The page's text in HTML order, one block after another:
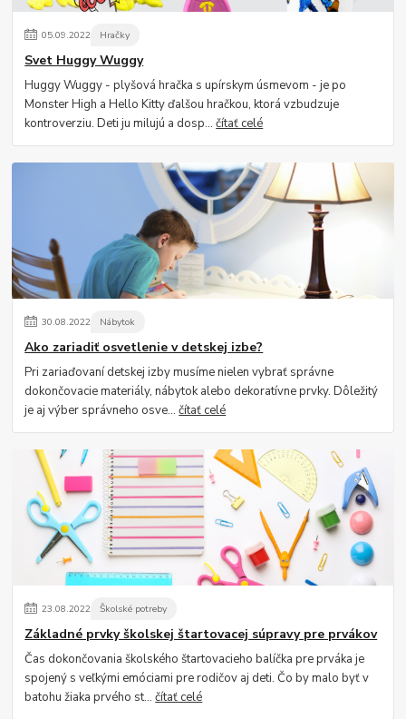
05.09.2022 Hračky
Svet Huggy Wuggy
Huggy Wuggy - plyšová hračka s upírskym úsmevom - je po
Monster High a Hello Kitty ďalšou hračkou, ktorá vzbudzuje
kontroverziu. Deti ju milujú a dosp...čítať celé
30.08.2022 Nábytok
Ako zariadiť osvetlenie v detskej izbe?
Pri zariaďovaní detskej izby musíme nielen vybrať správne
dokončovacie materiály, nábytok alebo dekoratívne prvky. Dôležitý
je aj výber správneho osve...čítať celé
23.08.2022 Školské potreby
Základné prvky školskej štartovacej súpravy pre prvákov
Čas dokončovania školského štartovacieho balíčka pre prváka je
spojený s veľkými emóciami pre rodičov aj deti. Čo by malo byť v
batohu žiaka prvého st...čítať celé